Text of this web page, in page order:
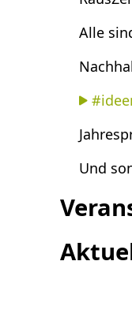
Alle
Und